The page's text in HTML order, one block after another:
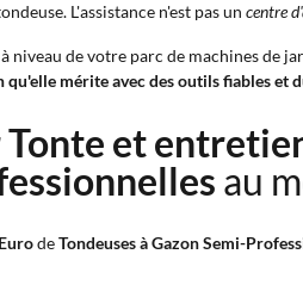
L'assistance n'est pas un centre
niveau de votre parc de machines de
mérite avec des outils fiables et
et
au
deTondeuses à Gazon Semi-